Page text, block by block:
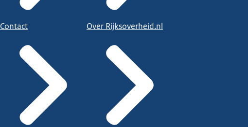
Contact Over Rijksoverheid.nl